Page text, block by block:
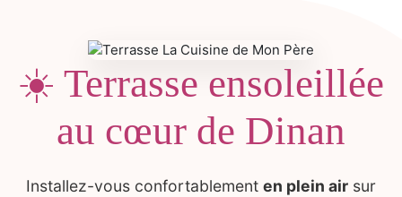
☀️ Terrasse ensoleillée
au cœur de Dinan
Installez-vous confortablement en plein air sur